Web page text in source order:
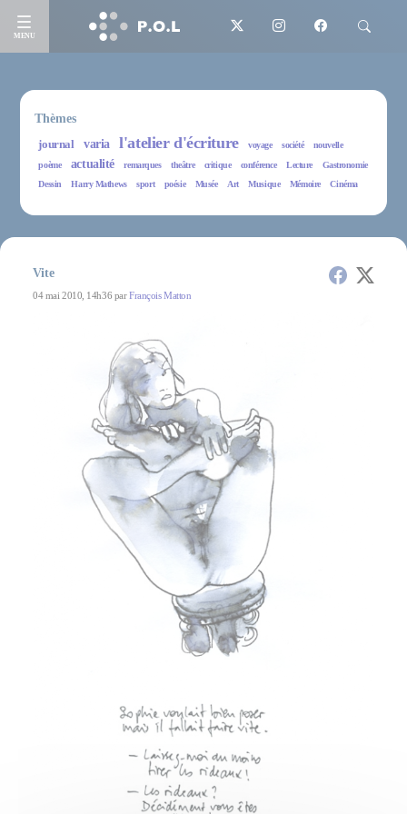
MENU
Thèmes
journal
varia l'atelier d'écriture voyage société
nouvelle
poème
actualité remarques theâtre critique conférence Lecture
Gastronomie
Dessin
Harry Mathews sport poésie Musée Art Musique Mémoire Cinéma
Vite
04 mai 2010, 14h36 parFrançois Matton